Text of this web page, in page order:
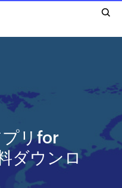
リfor
ダウンロ